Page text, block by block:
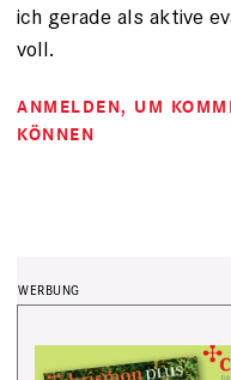
ich gerade als aktive
voll.
ANMELDEN, UM
KÖNNEN